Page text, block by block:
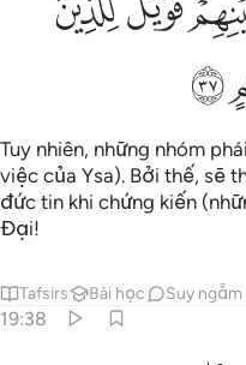
كَفَرُوا۟ مِن مَّشْهَدِ يَوْمٍ
ﳓ
Tuy nhiên, những nhóm
việc của Ysa). Bởi thế, sẽ
đức tin khi chứng kiến
Đại!
Tafsirs Bài học Suy ngẫm
19:38